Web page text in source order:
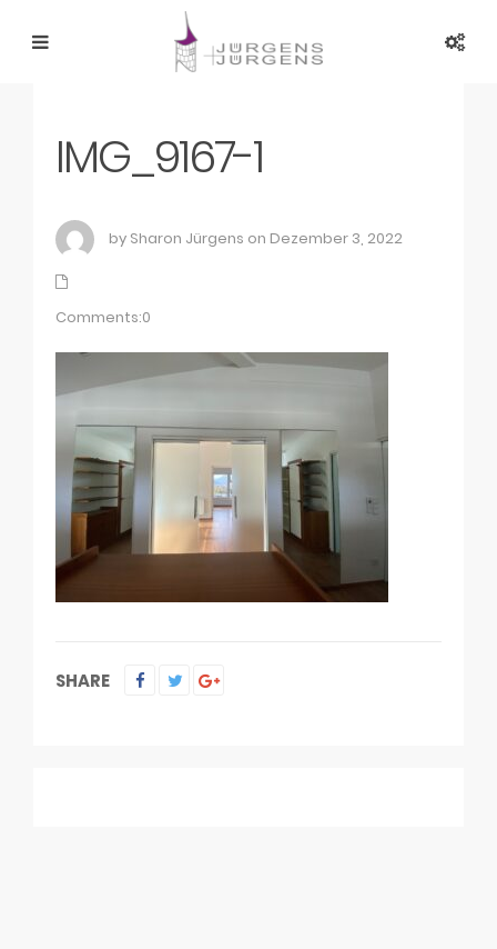
IMG_9167-1
by Sharon Jürgens on Dezember 3, 2022
Comments:0
SHARE